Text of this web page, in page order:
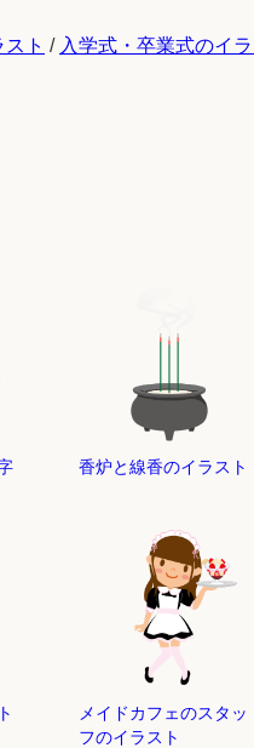
ト / 入学式・卒業式のイラ
香炉と線香のイラスト
メイドカフェのスタッ
フのイラスト